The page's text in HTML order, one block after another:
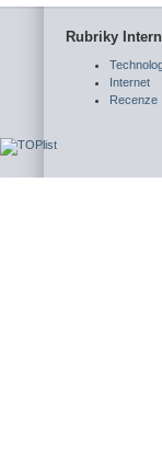
Rubriky
Internet
Recenze